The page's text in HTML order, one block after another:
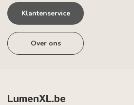
Klantenservice
Over ons
LumenXL.be